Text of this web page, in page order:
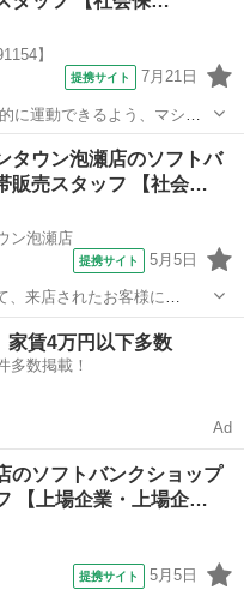
】
提携サイト 7月21日
に運動できるよう、マシン
ての方や苦手な方がほとん
日はこの動きを意識しまし
タウン泡瀬店のソフトバ
販売スタッフ 【社会…
ン泡瀬店
提携サイト 5月5日
、来店されたお客様に
ランを提案します。 最初は
役に立ちたい」というお気
家賃4万円以下多数
多数掲載！
Ad
のソフトバンクショップ
【上場企業・上場企…
提携サイト 5月5日